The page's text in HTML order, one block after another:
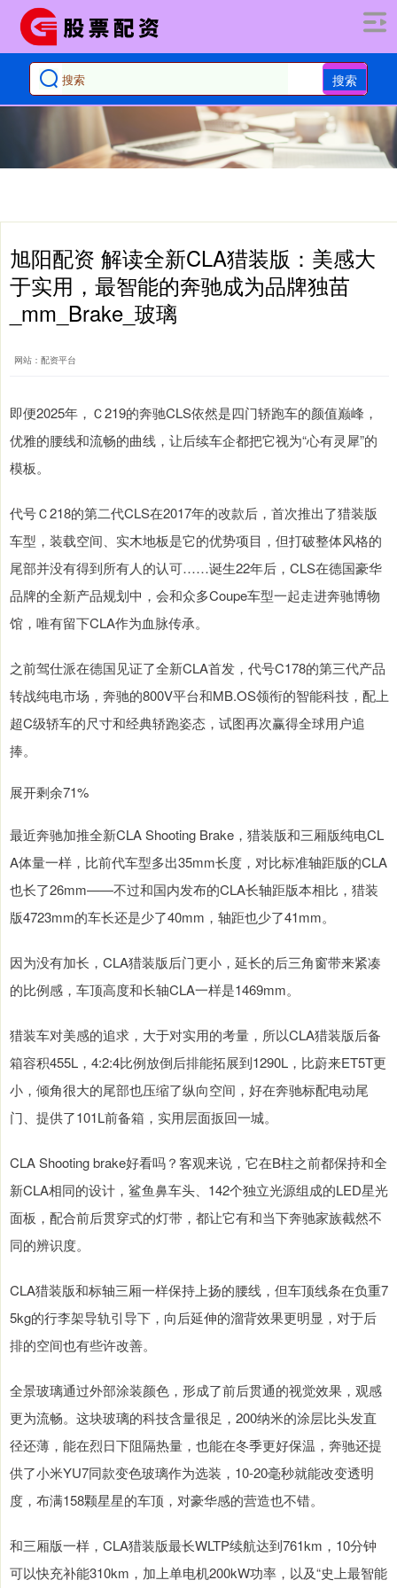
搜索
旭阳配资 解读全新CLA猎装版：美感大
于实用，最智能的奔驰成为品牌独苗
_mm_Brake_玻璃
网站：配资平台
即便2025年，Ｃ219的奔驰CLS依然是四门轿跑车的颜值巅峰，
优雅的腰线和流畅的曲线，让后续车企都把它视为“心有灵犀”的
模板。
代号Ｃ218的第二代CLS在2017年的改款后，首次推出了猎装版
车型，装载空间、实木地板是它的优势项目，但打破整体风格的
尾部并没有得到所有人的认可……诞生22年后，CLS在德国豪华
品牌的全新产品规划中，会和众多Coupe车型一起走进奔驰博物
馆，唯有留下CLA作为血脉传承。
之前驾仕派在德国见证了全新CLA首发，代号C178的第三代产品
转战纯电市场，奔驰的800V平台和MB.OS领衔的智能科技，配上
超C级轿车的尺寸和经典轿跑姿态，试图再次赢得全球用户追
捧。
展开剩余71%
最近奔驰加推全新CLA Shooting Brake，猎装版和三厢版纯电CL
A体量一样，比前代车型多出35mm长度，对比标准轴距版的CLA
也长了26mm——不过和国内发布的CLA长轴距版本相比，猎装
版4723mm的车长还是少了40mm，轴距也少了41mm。
因为没有加长，CLA猎装版后门更小，延长的后三角窗带来紧凑
的比例感，车顶高度和长轴CLA一样是1469mm。
猎装车对美感的追求，大于对实用的考量，所以CLA猎装版后备
箱容积455L，4:2:4比例放倒后排能拓展到1290L，比蔚来ET5T更
小，倾角很大的尾部也压缩了纵向空间，好在奔驰标配电动尾
门、提供了101L前备箱，实用层面扳回一城。
CLA Shooting brake好看吗？客观来说，它在B柱之前都保持和全
新CLA相同的设计，鲨鱼鼻车头、142个独立光源组成的LED星光
面板，配合前后贯穿式的灯带，都让它有和当下奔驰家族截然不
同的辨识度。
CLA猎装版和标轴三厢一样保持上扬的腰线，但车顶线条在负重7
5kg的行李架导轨引导下，向后延伸的溜背效果更明显，对于后
排的空间也有些许改善。
全景玻璃通过外部涂装颜色，形成了前后贯通的视觉效果，观感
更为流畅。这块玻璃的科技含量很足，200纳米的涂层比头发直
径还薄，能在烈日下阻隔热量，也能在冬季更好保温，奔驰还提
供了小米YU7同款变色玻璃作为选装，10-20毫秒就能改变透明
度，布满158颗星星的车顶，对豪华感的营造也不错。
和三厢版一样，CLA猎装版最长WLTP续航达到761km，10分钟
可以快充补能310km，加上单电机200kW功率，以及“史上最智能